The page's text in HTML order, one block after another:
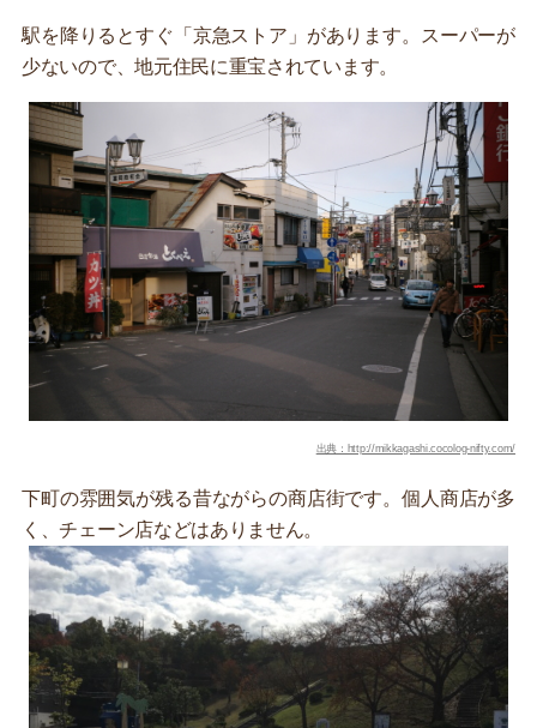
駅を降りるとすぐ「京急ストア」があります。スーパーが
少ないので、地元住民に重宝されています。
出典：http://mikkagashi.cocolog-nifty.com/
下町の雰囲気が残る昔ながらの商店街です。個人商店が多
く、チェーン店などはありません。